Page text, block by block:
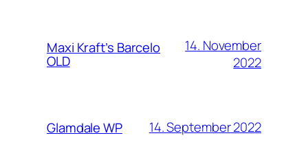
Maxi Kraft’s Barcelo
OLD
14. November
2022
Glamdale WP 14. September 2022